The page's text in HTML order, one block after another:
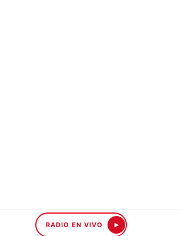
RADIO EN VIVO